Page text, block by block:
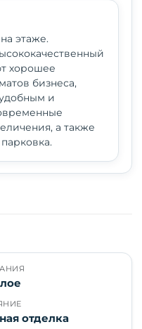
этаже.
хорошее
бизнеса,
и
а также
отделка